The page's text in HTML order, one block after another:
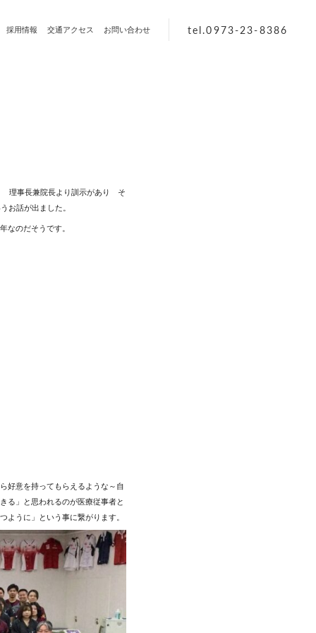
採用情報 交通アクセス お問い合わせ tel.0973-23-8386
理事長兼院長より訓示があり そ
お話が出ました。
なのだそうです。
好意を持ってもらえるような～自
る」と思われるのが医療従事者と
うに」という事に繋がります。